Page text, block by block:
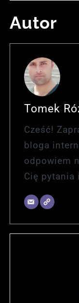
Autor
Tomek
Cześć!
bloga
odpowiem
Cię pytania